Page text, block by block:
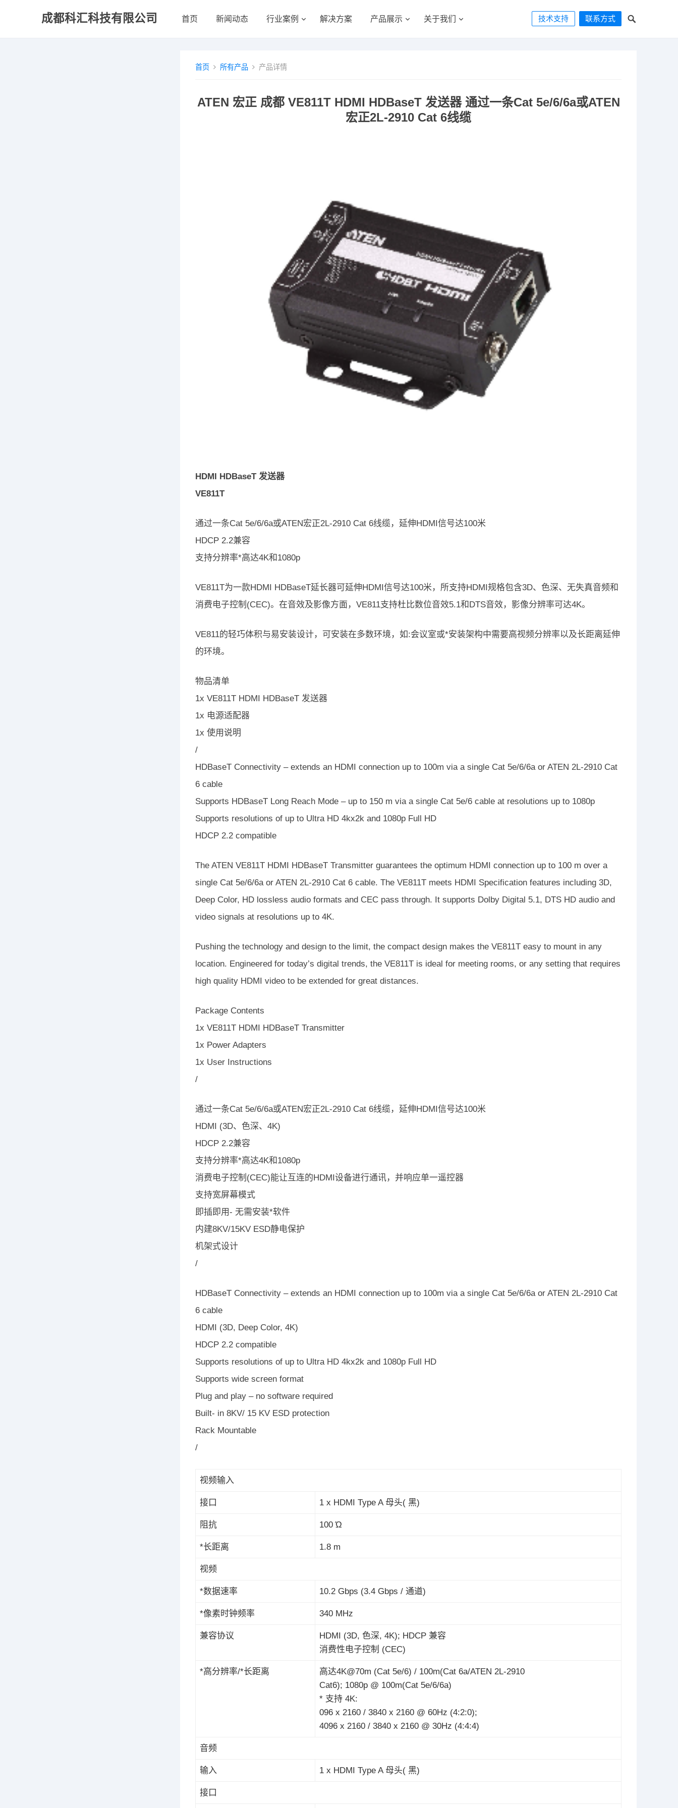
成都科汇科技有限公司 首页 新闻动态 行业案例 解决方案 产品展示 关于我们 技术支持 联系方式
首页 所有产品 产品详情
ATEN 宏正 成都 VE811T HDMI HDBaseT 发送器 通过一条Cat 5e/6/6a或ATEN
宏正2L-2910 Cat 6线缆
HDMI HDBaseT 发送器
VE811T
通过一条Cat 5e/6/6a或ATEN宏正2L-2910 Cat 6线缆，延伸HDMI信号达100米
HDCP 2.2兼容
支持分辨率*高达4K和1080p
VE811T为一款HDMI HDBaseT延长器可延伸HDMI信号达100米，所支持HDMI规格包含3D、色深、无失真音频和
消费电子控制(CEC)。在音效及影像方面，VE811支持杜比数位音效5.1和DTS音效，影像分辨率可达4K。
VE811的轻巧体积与易安装设计，可安装在多数环境，如:会议室或*安装架构中需要高视频分辨率以及长距离延伸
的环境。
物品清单
1x VE811T HDMI HDBaseT 发送器
1x 电源适配器
1x 使用说明
/
HDBaseT Connectivity – extends an HDMI connection up to 100m via a single Cat 5e/6/6a or ATEN 2L-2910 Cat
6 cable
Supports HDBaseT Long Reach Mode – up to 150 m via a single Cat 5e/6 cable at resolutions up to 1080p
Supports resolutions of up to Ultra HD 4kx2k and 1080p Full HD
HDCP 2.2 compatible
The ATEN VE811T HDMI HDBaseT Transmitter guarantees the optimum HDMI connection up to 100 m over a
single Cat 5e/6/6a or ATEN 2L-2910 Cat 6 cable. The VE811T meets HDMI Specification features including 3D,
Deep Color, HD lossless audio formats and CEC pass through. It supports Dolby Digital 5.1, DTS HD audio and
video signals at resolutions up to 4K.
Pushing the technology and design to the limit, the compact design makes the VE811T easy to mount in any
location. Engineered for today’s digital trends, the VE811T is ideal for meeting rooms, or any setting that requires
high quality HDMI video to be extended for great distances.
Package Contents
1x VE811T HDMI HDBaseT Transmitter
1x Power Adapters
1x User Instructions
/
通过一条Cat 5e/6/6a或ATEN宏正2L-2910 Cat 6线缆，延伸HDMI信号达100米
HDMI (3D、色深、4K)
HDCP 2.2兼容
支持分辨率*高达4K和1080p
消费电子控制(CEC)能让互连的HDMI设备进行通讯，并响应单一遥控器
支持宽屏幕模式
即插即用- 无需安装*软件
内建8KV/15KV ESD静电保护
机架式设计
/
HDBaseT Connectivity – extends an HDMI connection up to 100m via a single Cat 5e/6/6a or ATEN 2L-2910 Cat
6 cable
HDMI (3D, Deep Color, 4K)
HDCP 2.2 compatible
Supports resolutions of up to Ultra HD 4kx2k and 1080p Full HD
Supports wide screen format
Plug and play – no software required
Built- in 8KV/ 15 KV ESD protection
Rack Mountable
/
视频输入
接口 1 x HDMI Type A 母头( 黑)
阻抗 100 Ώ
*长距离 1.8 m
视频
*数据速率 10.2 Gbps (3.4 Gbps / 通道)
*像素时钟频率 340 MHz
兼容协议
HDMI (3D, 色深, 4K); HDCP 兼容
消费性电子控制 (CEC)
*高分辨率/*长距离
高达4K@70m (Cat 5e/6) / 100m(Cat 6a/ATEN 2L-2910
Cat6); 1080p @ 100m(Cat 5e/6/6a)
* 支持 4K:
096 x 2160 / 3840 x 2160 @ 60Hz (4:2:0);
4096 x 2160 / 3840 x 2160 @ 30Hz (4:4:4)
音频
输入 1 x HDMI Type A 母头( 黑)
接口